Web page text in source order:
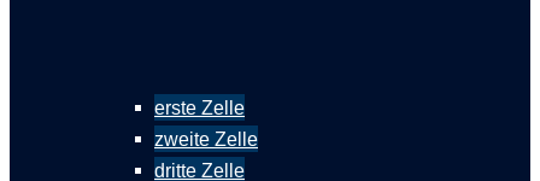
erste Zelle
zweite Zelle
dritte Zelle